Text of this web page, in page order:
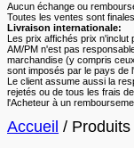
Aucun échange ou
Toutes les ventes sont
Livraison internationale:
Les prix affichés prix n'inclut
AM/PM n'est pas
marchandise (y compris
sont imposés par le pays de
Le client assume aussi la
rejetés ou de tous les frais
l'Acheteur à un
Accueil / Produits